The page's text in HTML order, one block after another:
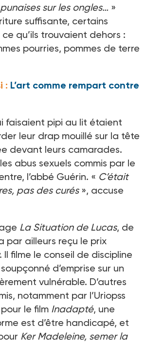
sur les ongles… »
suffisante, certains
qu’ils trouvaient dehors :
pourries, pommes de terre
: L’art comme rempart contre
faisaient pipi au lit étaient
leur drap mouillé sur la tête
devant leurs camarades.
abus sexuels commis par le
l’abbé Guérin. « C’était
pas des curés», accuse
La Situation de Lucas, de
par ailleurs reçu le prix
Il filme le conseil de discipline
d’emprise sur un
vulnérable. D’autres
notamment par l’Uriopss
le film Inadapté, une
est d’être handicapé, et
Ker Madeleine, semer la